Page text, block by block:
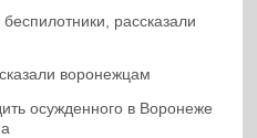
рассказали
воронежцам
осужденного в Воронеже